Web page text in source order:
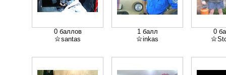
0 баллов
santas
1 балл
inkas
0